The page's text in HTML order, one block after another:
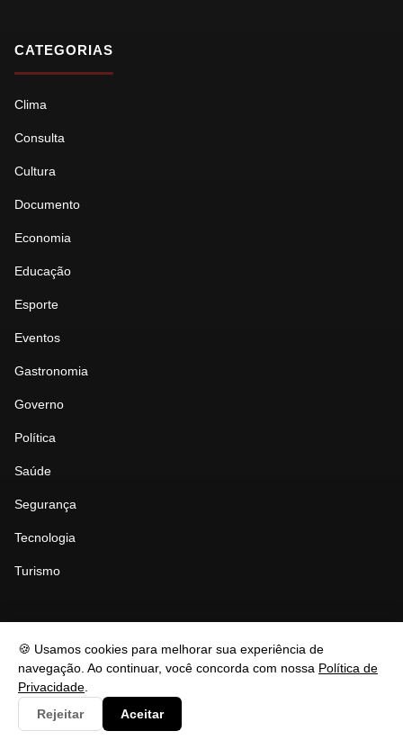
🍪 Usamos cookies para melhorar sua experiência de
navegação. Ao continuar, você concorda com nossa Política de
Privacidade
Rejeitar
Aceitar
CATEGORIAS
Clima
Consulta
Cultura
Documento
Economia
Educação
Esporte
Eventos
Gastronomia
Governo
Política
Saúde
Segurança
Tecnologia
Turismo
Politica de Uso de IA
Politica de Correção